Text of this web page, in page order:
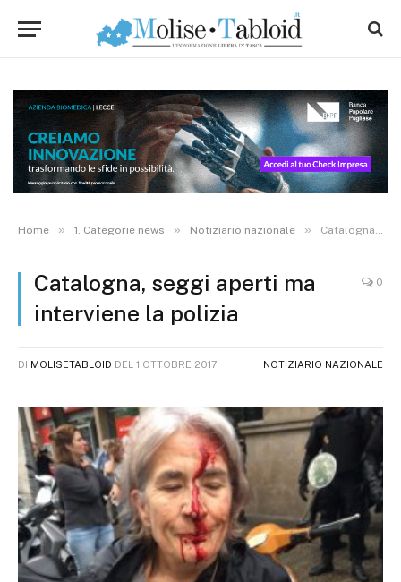
Home » 1. Categorie news » Notiziario nazionale » Catalogna, seggi aperti ma interviene la polizia
Catalogna, seggi aperti ma
interviene la polizia
0
DI MOLISETABLOID DEL 1 OTTOBRE 2017 NOTIZIARIO NAZIONALE